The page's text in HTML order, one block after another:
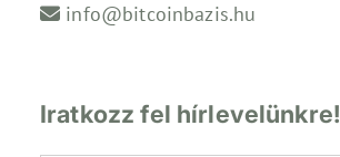
info@bitcoinbazis.hu
Iratkozz fel hírlevelünkre!